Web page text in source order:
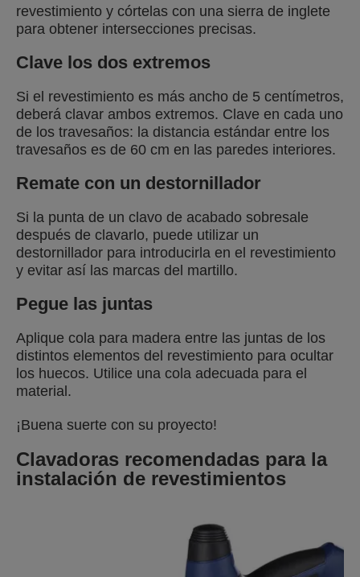
revestimiento y córtelas con una sierra de inglete
para obtener intersecciones precisas.
Clave los dos extremos
Si el revestimiento es más ancho de 5 centímetros,
deberá clavar ambos extremos. Clave en cada uno
de los travesaños: la distancia estándar entre los
travesaños es de 60 cm en las paredes interiores.
Remate con un destornillador
Si la punta de un clavo de acabado sobresale
después de clavarlo, puede utilizar un
destornillador para introducirla en el revestimiento
y evitar así las marcas del martillo.
Pegue las juntas
Aplique cola para madera entre las juntas de los
distintos elementos del revestimiento para ocultar
los huecos. Utilice una cola adecuada para el
material.
¡Buena suerte con su proyecto!
Clavadoras recomendadas para la
instalación de revestimientos